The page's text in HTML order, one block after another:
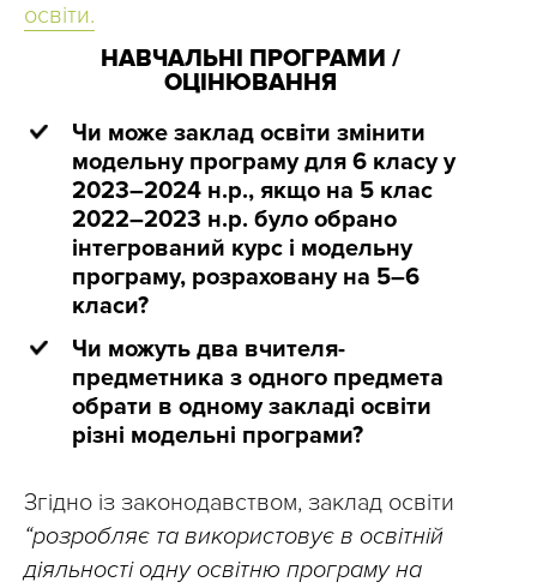
освіти.
НАВЧАЛЬНІ ПРОГРАМИ /
ОЦІНЮВАННЯ
Чи може заклад освіти змінити
модельну програму для 6 класу у
2023–2024 н.р., якщо на 5 клас
2022–2023 н.р. було обрано
інтегрований курс і модельну
програму, розраховану на 5–6
класи?
Чи можуть два вчителя-
предметника з одного предмета
обрати в одному закладі освіти
різні модельні програми?
Згідно із законодавством, заклад освіти
“розробляє та використовує в освітній
діяльності одну освітню програму на